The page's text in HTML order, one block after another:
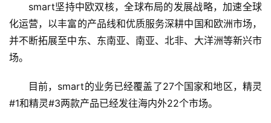
smart坚持中欧双核，全球布局的发展战略，加速全球
化运营，以丰富的产品线和优质服务深耕中国和欧洲市场，
并不断拓展至中东、东南亚、南亚、北非、大洋洲等新兴市
场。
目前，smart的业务已经覆盖了27个国家和地区，精灵
#1和精灵#3两款产品已经发往海内外22个市场。